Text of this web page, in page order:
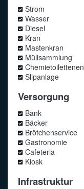
Strom
Wasser
Diesel
Kran
Mastenkran
Müllsammlung
Slipanlage
Versorgung
Bank
Bäcker
Brötchenservice
Gastronomie
Cafeteria
Kiosk
Infrastruktur